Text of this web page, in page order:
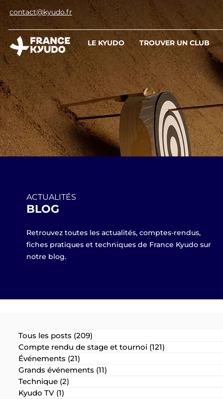
contact@kyudo.fr
LE KYUDO TROUVER UN CLUB
ACTUALITÉS
BLOG
Retrouvez toutes les actualités, comptes-rendus,
fiches pratiques et techniques de France Kyudo sur
notre blog.
Tous les posts (209)
Compte rendu de stage et tournoi (121)
Événements (21)
Grands événements (11)
Technique (2)
Kyudo TV (1)